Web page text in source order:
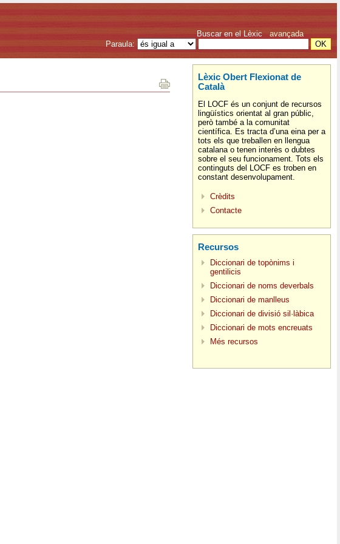
Buscar en el Lèxic avançada
Paraula:
Lèxic Obert Flexionat de
Català
El LOCF és un conjunt de recursos
lingüístics orientat al gran públic,
però també a la comunitat
científica. Es tracta d’una eina per a
tots els que treballen en llengua
catalana o tenen interès o dubtes
sobre el seu funcionament. Tots els
continguts del LOCF es troben en
constant desenvolupament.
Crèdits
Contacte
Recursos
Diccionari de topònims i
gentilicis
Diccionari de noms deverbals
Diccionari de manlleus
Diccionari de divisió sil·làbica
Diccionari de mots encreuats
Més recursos